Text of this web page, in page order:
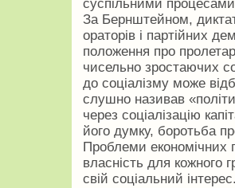
суспільними
За Бернштейном,
ораторів і пар­тійних
положення про
чисельно зростаючих
до соціалізму може
слушно називав
через соціа­лізацію
його думку, боротьба
Проблеми економічних
власність для кожного
свій соціальний інтерес.